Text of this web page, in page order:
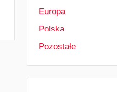
Europa
Polska
Pozostałe